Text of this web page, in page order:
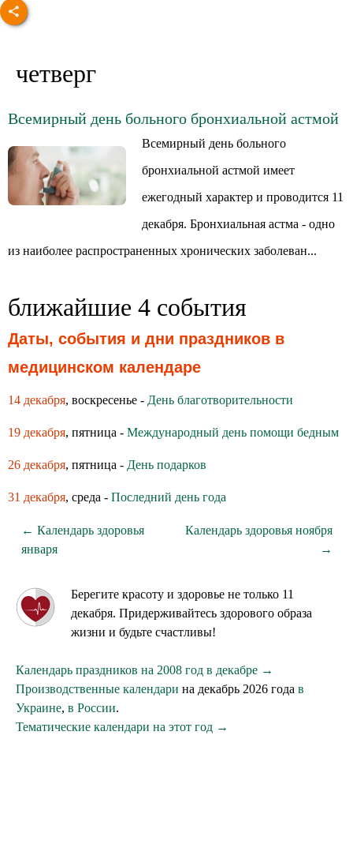
четверг
Всемирный день больного бронхиальной астмой
Всемирный день больного
бронхиальной астмой имеет
ежегодный характер и проводится 11
декабря. Бронхиальная астма - одно
из наиболее распространенных хронических заболеван...
ближайшие 4 события
Даты, события и дни праздников в
медицинском календаре
14 декабря, воскресенье - День благотворительности
19 декабря, пятница - Международный день помощи бедным
26 декабря, пятница - День подарков
31 декабря, среда - Последний день года
← Календарь здоровья
января
Календарь здоровья ноября
→
Берегите красоту и здоровье не только 11
декабря. Придерживайтесь здорового образа
жизни и будьте счастливы!
Календарь праздников на 2008 год в декабре →
Производственные календари на декабрь 2026 года в
Украине, в России.
Тематические календари на этот год →